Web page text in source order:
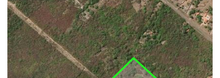
Estados
Municípios
Terras
indígenas
(FUNAI)
UC Federal